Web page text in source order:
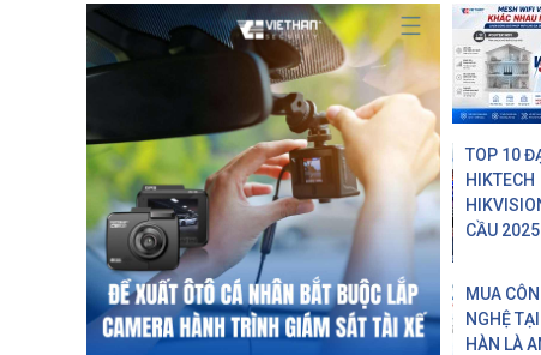
TOP 10
HIKTECH
CẦU 2025
MUA
NGHỆ
HÀN LÀ